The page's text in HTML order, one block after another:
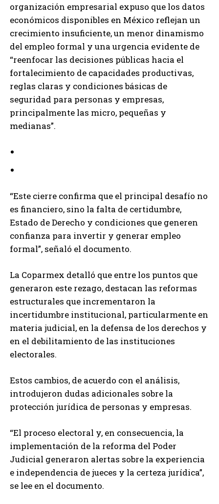
organización empresarial expuso que los datos
económicos disponibles en México reflejan un
crecimiento insuficiente, un menor dinamismo
del empleo formal y una urgencia evidente de
“reenfocar las decisiones públicas hacia el
fortalecimiento de capacidades productivas,
reglas claras y condiciones básicas de
seguridad para personas y empresas,
principalmente las micro, pequeñas y
medianas”.
“Este cierre confirma que el principal desafío no
es financiero, sino la falta de certidumbre,
Estado de Derecho y condiciones que generen
confianza para invertir y generar empleo
formal”, señaló el documento.
La Coparmex detalló que entre los puntos que
generaron este rezago, destacan las reformas
estructurales que incrementaron la
incertidumbre institucional, particularmente en
materia judicial, en la defensa de los derechos y
en el debilitamiento de las instituciones
electorales.
Estos cambios, de acuerdo con el análisis,
introdujeron dudas adicionales sobre la
protección jurídica de personas y empresas.
“El proceso electoral y, en consecuencia, la
implementación de la reforma del Poder
Judicial generaron alertas sobre la experiencia
e independencia de jueces y la certeza jurídica”,
se lee en el documento.